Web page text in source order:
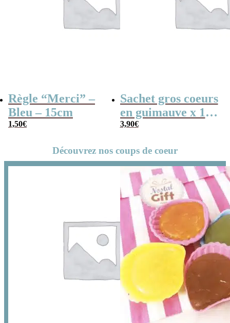
Règle “Merci” –
Bleu – 15cm
1,50€
Sachet gros coeurs
en guimauve x 15
“Merci pour cette
3,90€
Découvrez nos coups de coeur